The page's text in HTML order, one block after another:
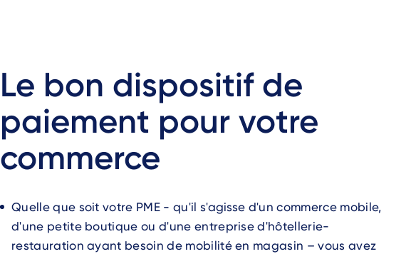
Le bon dispositif de
paiement pour votre
commerce
Quelle que soit votre PME - qu'il s'agisse d'un commerce mobile,
d'une petite boutique ou d'une entreprise d'hôtellerie-
restauration ayant besoin de mobilité en magasin – vous avez